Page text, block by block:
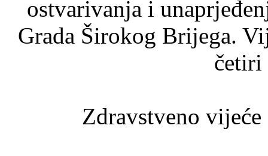
ostvarivanja i
Grada Širokog Brijega.
četiri
Zdravstveno